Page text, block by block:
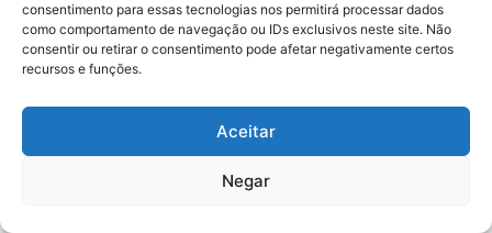
consentimento para essas tecnologias nos permitirá processar dados
como comportamento de navegação ou IDs exclusivos neste site. Não
consentir ou retirar o consentimento pode afetar negativamente certos
recursos e funções.
Aceitar
Negar
Eleições 2026: procuradores e
promotores eleitorais realizam
reunião de alinhamento no RN